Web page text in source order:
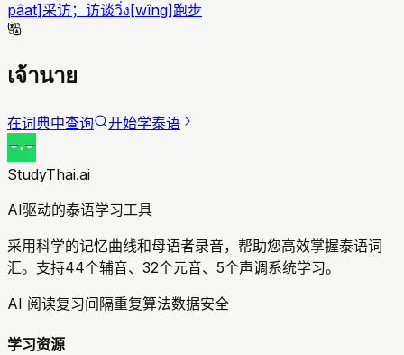
pâat] 采访；访谈วิ่ง [wîng] 跑步
เจ้านาย
在词典中查询 开始学泰语
StudyThai.ai
AI驱动的泰语学习工具
采用科学的记忆曲线和母语者录音，帮助您高效掌握泰语词
汇。支持44个辅音、32个元音、5个声调系统学习。
AI 阅读复习间隔重复算法数据安全
学习资源